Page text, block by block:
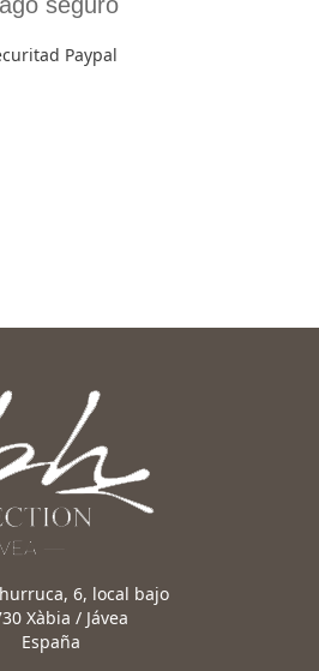
Paypal
6, local bajo
Xàbia / Jávea
España